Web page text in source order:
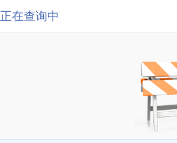
正在查询中